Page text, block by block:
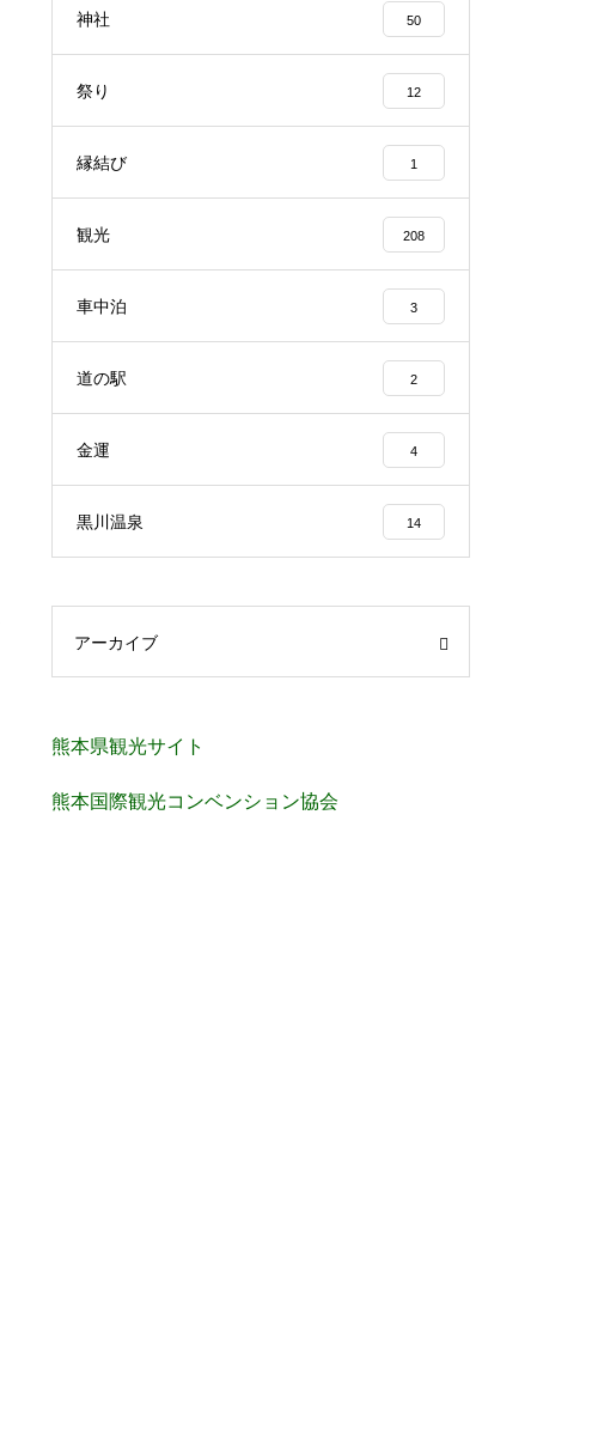
神社 50
祭り 12
縁結び 1
観光 208
車中泊 3
道の駅 2
金運 4
黒川温泉 14
アーカイブ
熊本県観光サイト
熊本国際観光コンベンション協会